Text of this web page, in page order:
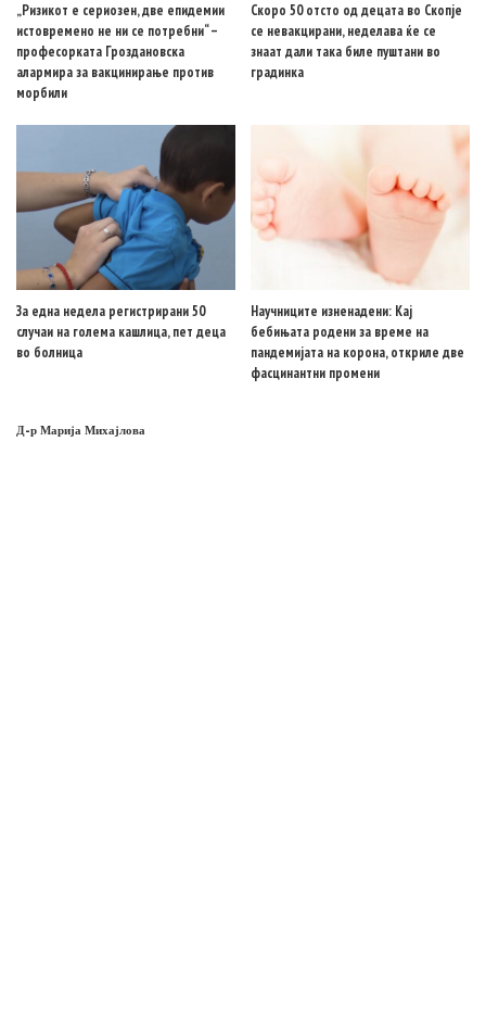
„Ризикот е сериозен, две епидемии
истовремено не ни се потребни“ –
професорката Гроздановска
алармира за вакцинирање против
морбили
Скоро 50 отсто од децата во Скопје
се невакцирани, неделава ќе се
знаат дали така биле пуштани во
градинка
За една недела регистрирани 50
случаи на голема кашлица, пет деца
во болница
Научниците изненадени: Кај
бебињата родени за време на
пандемијата на корона, откриле две
фасцинантни промени
Д-р Марија Михајлова